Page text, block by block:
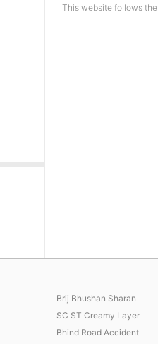
This website follows the
Brij Bhushan Sharan
SC ST Creamy Layer
Bhind Road Accident